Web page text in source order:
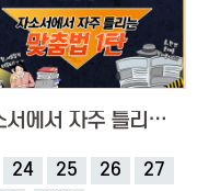
자소서에서 자주 틀리는 맞춤법 1탄
24 25 26
27